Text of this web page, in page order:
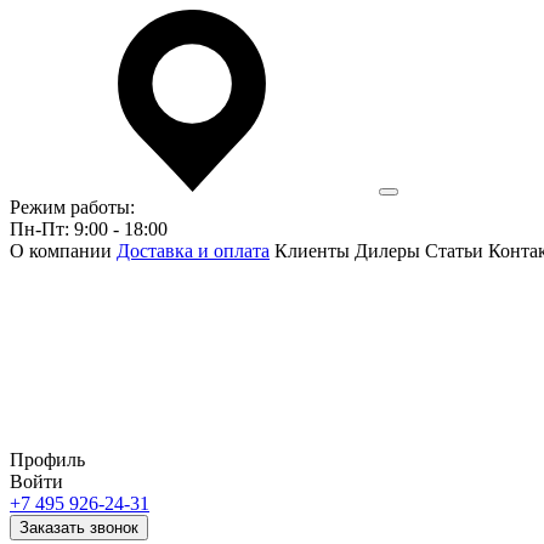
Режим работы:
Пн-Пт: 9:00 - 18:00
О компании Доставка и оплата Клиенты Дилеры Статьи
Профиль
Войти
+7 495 926-24-31
Заказать звонок